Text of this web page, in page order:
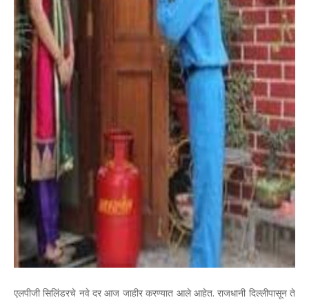
एलपीजी सिलिंडरचे नवे दर आज जाहीर करण्यात आले आहेत. राजधानी दिल्लीपासून ते